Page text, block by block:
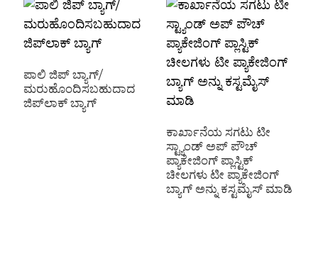
ಪಾಲಿ ಜಿಪ್ ಬ್ಯಾಗ್/
ಮರುಹೊಂದಿಸಬಹುದಾದ
ಜಿಪ್‌ಲಾಕ್ ಬ್ಯಾಗ್
ಕಾರ್ಖಾನೆಯ ಸಗಟು ಟೀ
ಸ್ಟ್ಯಾಂಡ್ ಅಪ್ ಪೌಚ್
ಪ್ಯಾಕೇಜಿಂಗ್ ಪ್ಲಾಸ್ಟಿಕ್
ಚೀಲಗಳು ಟೀ ಪ್ಯಾಕೇಜಿಂಗ್
ಬ್ಯಾಗ್ ಅನ್ನು ಕಸ್ಟಮೈಸ್ ಮಾಡಿ